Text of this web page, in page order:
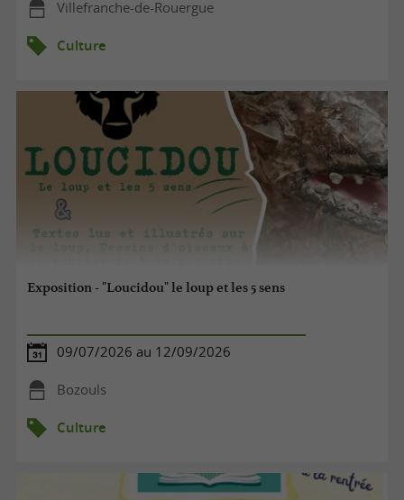
Villefranche-de-Rouergue
Culture
Exposition - "Loucidou" le loup et les 5 sens
09/07/2026 au 12/09/2026
Bozouls
Culture